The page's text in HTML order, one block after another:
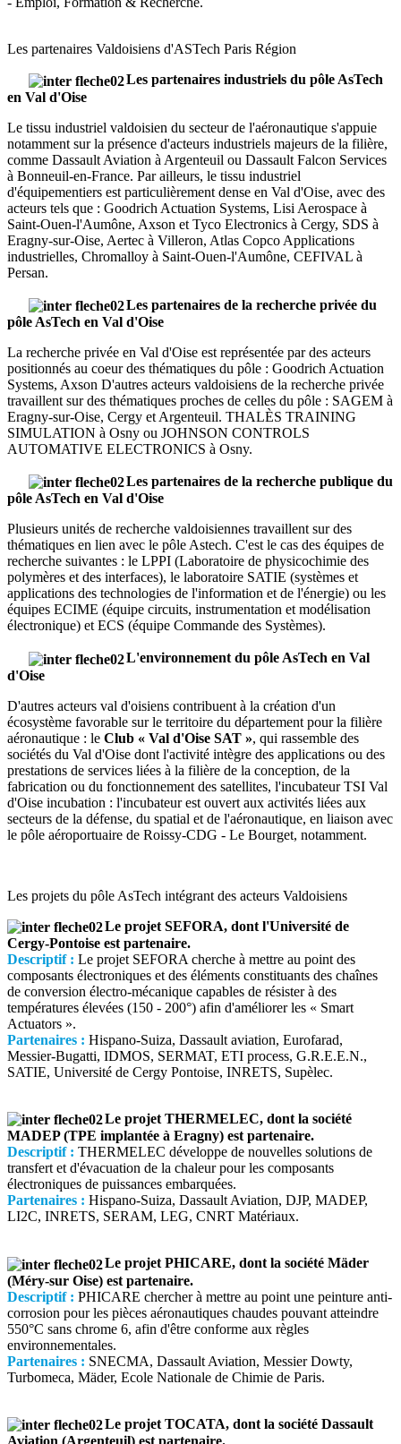
Les partenaires Valdoisiens d'ASTech Paris Région
Les partenaires industriels du pôle AsTech
en Val d'Oise
Le tissu industriel valdoisien du secteur de l'aéronautique s'appuie
notamment sur la présence d'acteurs industriels majeurs de la filière,
comme Dassault Aviation à Argenteuil ou Dassault Falcon Services
à Bonneuil-en-France. Par ailleurs, le tissu industriel
d'équipementiers est particulièrement dense en Val d'Oise, avec des
acteurs tels que : Goodrich Actuation Systems, Lisi Aerospace à
Saint-Ouen-l'Aumône, Axson et Tyco Electronics à Cergy, SDS à
Eragny-sur-Oise, Aertec à Villeron, Atlas Copco Applications
industrielles, Chromalloy à Saint-Ouen-l'Aumône, CEFIVAL à
Persan.
Les partenaires de la recherche privée du
pôle AsTech en Val d'Oise
La recherche privée en Val d'Oise est représentée par des acteurs
positionnés au coeur des thématiques du pôle : Goodrich Actuation
Systems, Axson D'autres acteurs valdoisiens de la recherche privée
travaillent sur des thématiques proches de celles du pôle : SAGEM à
Eragny-sur-Oise, Cergy et Argenteuil. THALÈS TRAINING
SIMULATION à Osny ou JOHNSON CONTROLS
AUTOMATIVE ELECTRONICS à Osny.
Les partenaires de la recherche publique du
pôle AsTech en Val d'Oise
Plusieurs unités de recherche valdoisiennes travaillent sur des
thématiques en lien avec le pôle Astech. C'est le cas des équipes de
recherche suivantes : le LPPI (Laboratoire de physicochimie des
polymères et des interfaces), le laboratoire SATIE (systèmes et
applications des technologies de l'information et de l'énergie) ou les
équipes ECIME (équipe circuits, instrumentation et modélisation
électronique) et ECS (équipe Commande des Systèmes).
L'environnement du pôle AsTech en Val
d'Oise
D'autres acteurs val d'oisiens contribuent à la création d'un
écosystème favorable sur le territoire du département pour la filière
aéronautique : le Club « Val d'Oise SAT », qui rassemble des
sociétés du Val d'Oise dont l'activité intègre des applications ou des
prestations de services liées à la filière de la conception, de la
fabrication ou du fonctionnement des satellites, l'incubateur TSI Val
d'Oise incubation : l'incubateur est ouvert aux activités liées aux
secteurs de la défense, du spatial et de l'aéronautique, en liaison avec
le pôle aéroportuaire de Roissy-CDG - Le Bourget, notamment.
Les projets du pôle AsTech intégrant des acteurs Valdoisiens
Le projet SEFORA, dont l'Université de
Cergy-Pontoise est partenaire.
Descriptif : Le projet SEFORA cherche à mettre au point des
composants électroniques et des éléments constituants des chaînes
de conversion électro-mécanique capables de résister à des
températures élevées (150 - 200°) afin d'améliorer les « Smart
Actuators ».
Partenaires : Hispano-Suiza, Dassault aviation, Eurofarad,
Messier-Bugatti, IDMOS, SERMAT, ETI process, G.R.E.E.N.,
SATIE, Université de Cergy Pontoise, INRETS, Supèlec.
Le projet THERMELEC, dont la société
MADEP (TPE implantée à Eragny) est partenaire.
Descriptif : THERMELEC développe de nouvelles solutions de
transfert et d'évacuation de la chaleur pour les composants
électroniques de puissances embarquées.
Partenaires : Hispano-Suiza, Dassault Aviation, DJP, MADEP,
LI2C, INRETS, SERAM, LEG, CNRT Matériaux.
Le projet PHICARE, dont la société Mäder
(Méry-sur Oise) est partenaire.
Descriptif : PHICARE chercher à mettre au point une peinture anti-
corrosion pour les pièces aéronautiques chaudes pouvant atteindre
550°C sans chrome 6, afin d'être conforme aux règles
environnementales.
Partenaires : SNECMA, Dassault Aviation, Messier Dowty,
Turbomeca, Mäder, Ecole Nationale de Chimie de Paris.
Le projet TOCATA, dont la société Dassault
Aviation (Argenteuil) est partenaire.